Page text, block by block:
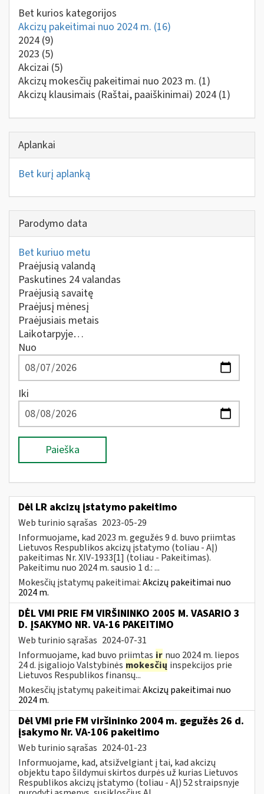
Bet kurios kategorijos
Akcizų pakeitimai nuo 2024 m. (16)
2024 (9)
2023 (5)
Akcizai (5)
Akcizų mokesčių pakeitimai nuo 2023 m. (1)
Akcizų klausimais (Raštai, paaiškinimai) 2024 (1)
Aplankai
Bet kurį aplanką
Parodymo data
Bet kuriuo metu
Praėjusią valandą
Paskutines 24 valandas
Praėjusią savaitę
Praėjusį mėnesį
Praėjusiais metais
Laikotarpyje…
Nuo
Iki
Paieška
Dėl LR akcizų įstatymo pakeitimo
Web turinio sąrašas 2023-05-29
Informuojame, kad 2023 m. gegužės 9 d. buvo priimtas
Lietuvos Respublikos akcizų įstatymo (toliau - AĮ)
pakeitimas Nr. XIV-1933[1] (toliau - Pakeitimas).
Pakeitimu nuo 2024 m. sausio 1 d.: ...
Mokesčių įstatymų pakeitimai:Akcizų pakeitimai nuo
2024 m.
DĖL VMI PRIE FM VIRŠININKO 2005 M. VASARIO 3
D. ĮSAKYMO NR. VA-16 PAKEITIMO
Web turinio sąrašas 2024-07-31
Informuojame, kad buvo priimtas ir nuo 2024 m. liepos
24 d. įsigaliojo Valstybinės mokesčių inspekcijos prie
Lietuvos Respublikos finansų...
Mokesčių įstatymų pakeitimai:Akcizų pakeitimai nuo
2024 m.
Dėl VMI prie FM viršininko 2004 m. gegužės 26 d.
įsakymo Nr. VA-106 pakeitimo
Web turinio sąrašas 2024-01-23
Informuojame, kad, atsižvelgiant į tai, kad akcizų
objektu tapo šildymui skirtos durpės už kurias Lietuvos
Respublikos akcizų įstatymo (toliau - AĮ) 52 straipsnyje